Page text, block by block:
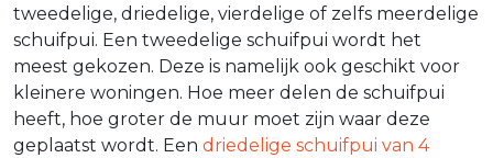
tweedelige, driedelige, vierdelige of zelfs meerdelige
schuifpui. Een tweedelige schuifpui wordt het
meest gekozen. Deze is namelijk ook geschikt voor
kleinere woningen. Hoe meer delen de schuifpui
heeft, hoe groter de muur moet zijn waar deze
geplaatst wordt. Een driedelige schuifpui van 4